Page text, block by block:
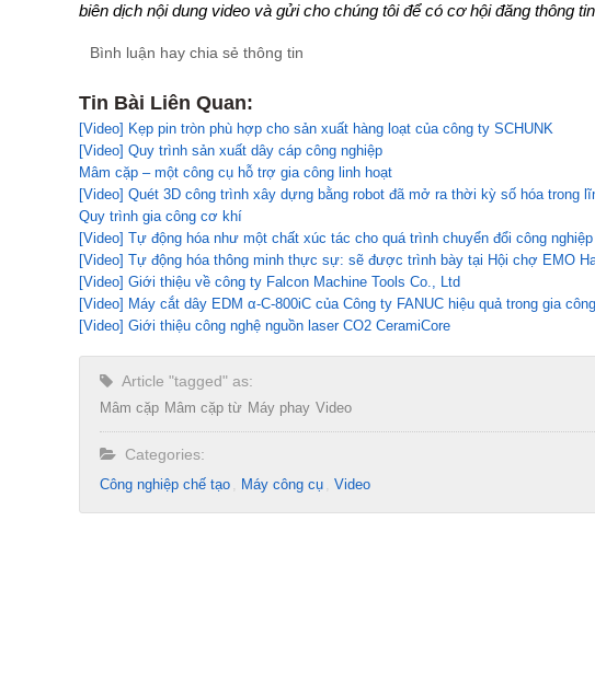
biên dịch nội dung video và gửi cho chúng tôi để có cơ hội đăng thông
Bình luận hay chia sẻ thông tin
Tin Bài Liên Quan:
[Video] Kẹp pin tròn phù hợp cho sản xuất hàng loạt của công ty SCHUNK
[Video] Quy trình sản xuất dây cáp công nghiệp
Mâm cặp – một công cụ hỗ trợ gia công linh hoạt
[Video] Quét 3D công trình xây dựng bằng robot đã mở ra thời kỳ số hóa trong
Quy trình gia công cơ khí
[Video] Tự động hóa như một chất xúc tác cho quá trình chuyển đổi công nghiệp
[Video] Tự động hóa thông minh thực sự: sẽ được trình bày tại Hội chợ EMO
[Video] Giới thiệu về công ty Falcon Machine Tools Co., Ltd
[Video] Máy cắt dây EDM α-C-800iC của Công ty FANUC hiệu quả trong gia
[Video] Giới thiệu công nghệ nguồn laser CO2 CeramiCore
Article "tagged" as:
Mâm cặp Mâm cặp từ Máy phay Video
Categories:
Công nghiệp chế tạo​ Máy công cụ Video